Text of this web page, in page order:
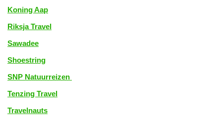
Koning Aap
Riksja Travel
Sawadee
Shoestring
SNP Natuurreizen
Tenzing Travel
Travelnauts